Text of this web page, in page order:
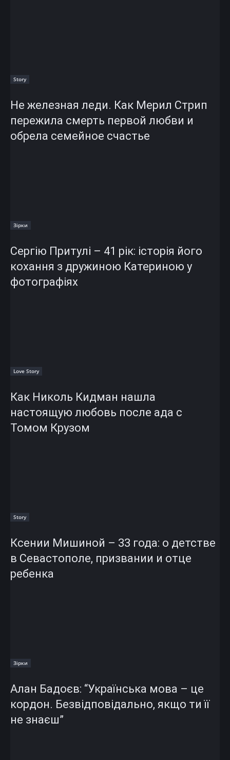
Story
Не железная леди. Как Мерил Стрип
пережила смерть первой любви и
обрела семейное счастье
Зірки
Сергію Притулі – 41 рік: історія його
кохання з дружиною Катериною у
фотографіях
Love Story
Как Николь Кидман нашла
настоящую любовь после ада с
Томом Крузом
Story
Ксении Мишиной – 33 года: о детстве
в Севастополе, призвании и отце
ребенка
Зірки
Алан Бадоєв: “Українська мова – це
кордон. Безвідповідально, якщо ти її
не знаєш”